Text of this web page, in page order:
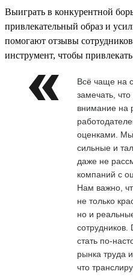
Выиграть в конкурентной
привлекательный образ и
помогают отзывы
инструмент, чтобы
Всё чаще на
замечать,
внимание на
оценками. Мы
сильные и
даже не
компаний с
Нам важно,
не только
но и
стать по-
рынка труда
что